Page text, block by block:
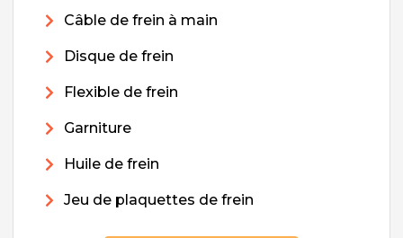
Câble de frein à main
Disque de frein
Flexible de frein
Garniture
Huile de frein
Jeu de plaquettes de frein